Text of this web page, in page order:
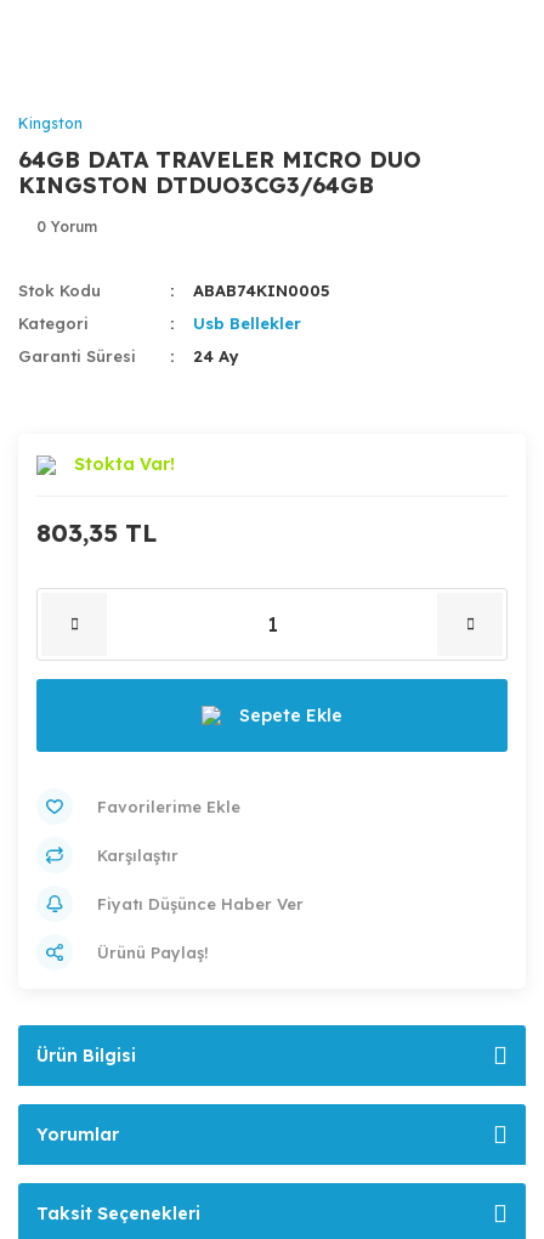
Kingston
64GB DATA TRAVELER MICRO DUO
KINGSTON DTDUO3CG3/64GB
0 Yorum
Stok Kodu
ABAB74KIN0005
Kategori
Usb Bellekler
Garanti Süresi
24 Ay
Stokta Var!
803,35 TL
Sepete Ekle
Karşılaştır
Fiyatı Düşünce Haber Ver
Ürünü Paylaş!
Ürün Bilgisi
Yorumlar
Taksit Seçenekleri